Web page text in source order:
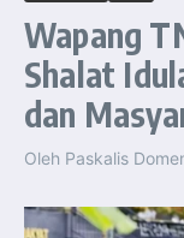
Wapang
Shalat
dan
Oleh Paskalis